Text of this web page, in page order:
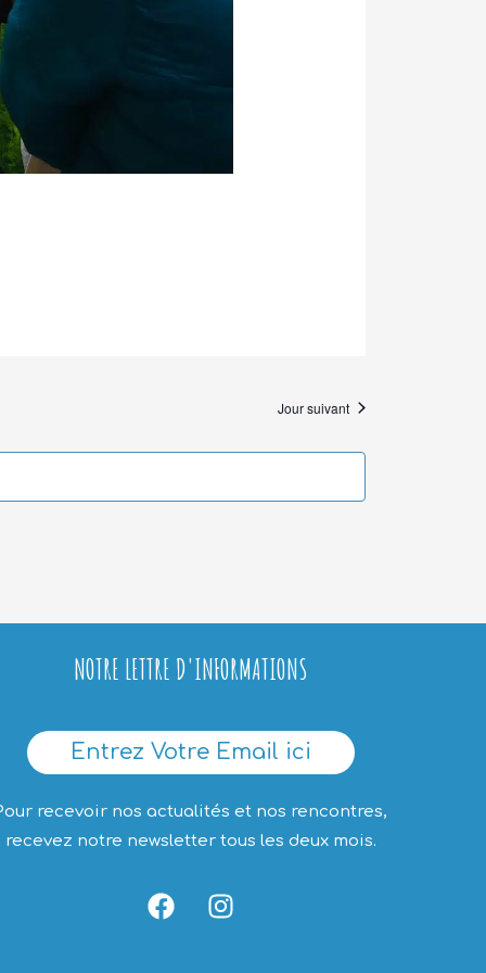
Jour suivant
NOTRE LETTRE D'INFORMATIONS
Entrez Votre Email ici
recevoir nos actualités et nos rencontres,
recevez notre newsletter tous les deux mois.